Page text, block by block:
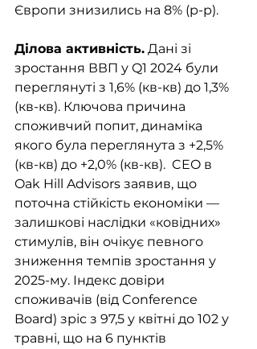
Європи знизились на 8% (р-р).
Ділова активність. Дані зі
зростання ВВП у Q1 2024 були
переглянуті з 1,6% (кв-кв) до 1,3%
(кв-кв). Ключова причина
споживчий попит, динаміка
якого була переглянута з +2,5%
(кв-кв) до +2,0% (кв-кв).  CEO в
Oak Hill Advisors заявив, що
поточна стійкість економіки —
залишкові наслідки «ковідних»
стимулів, він очікує певного
зниження темпів зростання у
2025-му. Індекс довіри
споживачів (від Conference
Board) зріс з 97,5 у квітні до 102 у
травні, що на 6 пунктів